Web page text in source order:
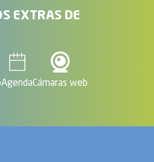
EXTRAS DE
AgendaCámaras web